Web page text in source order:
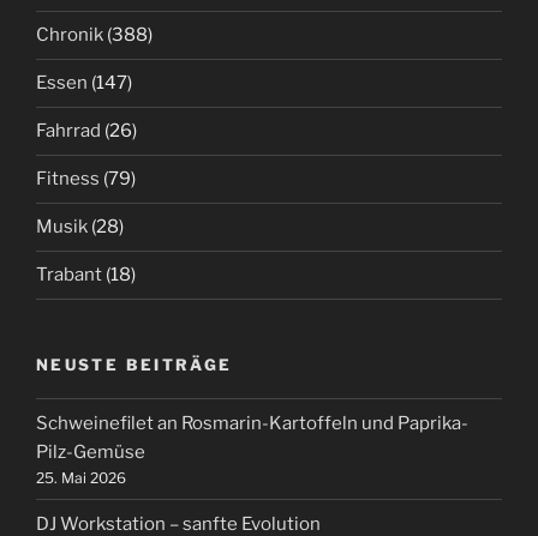
Chronik (388)
Essen (147)
Fahrrad (26)
Fitness (79)
Musik (28)
Trabant (18)
NEUSTE BEITRÄGE
Schweinefilet an Rosmarin-Kartoffeln und Paprika-
Pilz-Gemüse
25. Mai 2026
DJ Workstation – sanfte Evolution